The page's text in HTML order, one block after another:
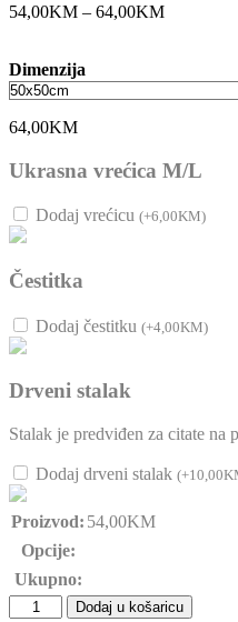
54,00KM – 64,00KM
Dimenzija
64,00KM
Ukrasna vrećica M/L
Dodaj vrećicu (+6,00KM)
Čestitka
Dodaj čestitku (+4,00KM)
Drveni stalak
Stalak je predviđen za citate na
Dodaj drveni stalak (+10,00
Proizvod: 54,00KM
Opcije:
Ukupno:
Dodaj u košaricu